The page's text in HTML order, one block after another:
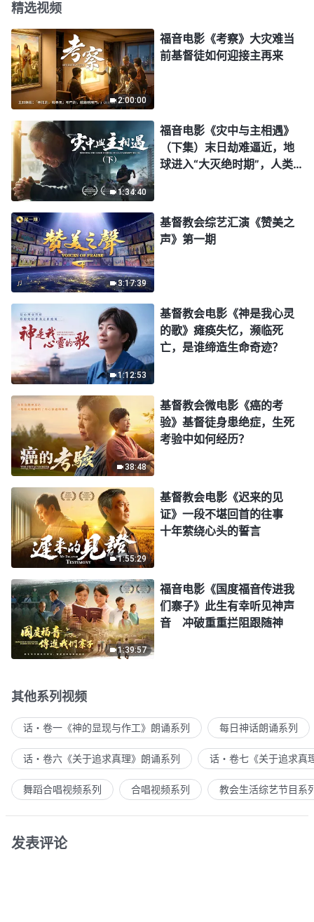
精选视频
2:00:00
福音电影《考察》大灾难当
前基督徒如何迎接主再来
1:34:40
福音电影《灾中与主相遇》
（下集）末日劫难逼近，地
球进入“大灭绝时期”，人类
3:17:39
基督教会综艺汇演《赞美之
声》第一期
1:12:53
基督教会电影《神是我心灵
的歌》瘫痪失忆，濒临死
亡，是谁缔造生命奇迹？
38:48
基督教会微电影《癌的考
验》基督徒身患绝症，生死
考验中如何经历？
1:55:29
基督教会电影《迟来的见
证》一段不堪回首的往事
十年萦绕心头的誓言
1:39:57
福音电影《国度福音传进我
们寨子》此生有幸听见神声
音 冲破重重拦阻跟随神
其他系列视频
话・卷一《神的显现与作工》朗诵系列 每日神话朗诵系列
话・卷六《关于追求真理》朗诵系列 话・卷七《关于追求真
舞蹈合唱视频系列 合唱视频系列 教会生活综艺节目系
发表评论